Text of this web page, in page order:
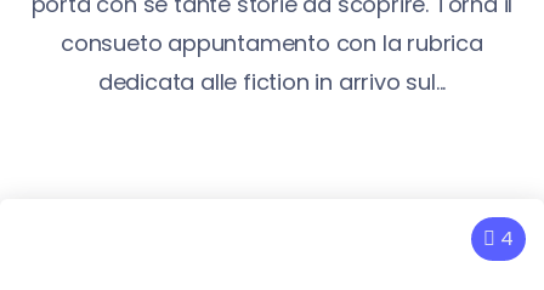
consueto appuntamento con la rubrica
dedicata alle fiction in arrivo sul...
4